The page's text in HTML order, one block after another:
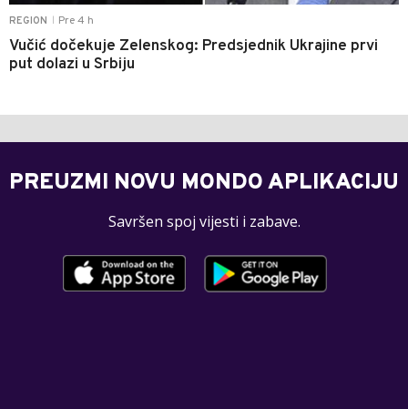
REGION Pre 4 h
Vučić dočekuje Zelenskog: Predsjednik Ukrajine prvi
put dolazi u Srbiju
PREUZMI NOVU MONDO APLIKACIJU
Savršen spoj vijesti i zabave.